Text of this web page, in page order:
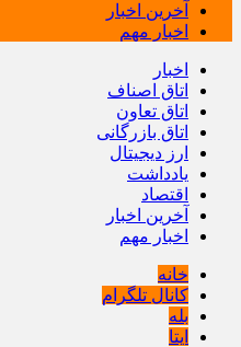
آخرین اخبار
اخبار مهم
اخبار
اتاق اصناف
اتاق تعاون
اتاق بازرگانی
ارز دیجیتال
یادداشت
اقتصاد
آخرین اخبار
اخبار مهم
خانه
کانال تلگرام
بله
ایتا